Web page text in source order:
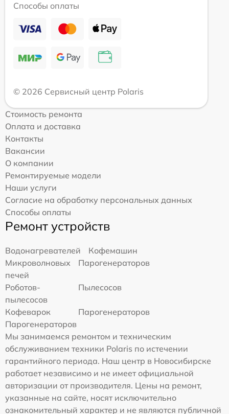
Способы оплаты
© 2026 Сервисный центр Polaris
Стоимость ремонта
Оплата и доставка
Контакты
Вакансии
О компании
Ремонтируемые модели
Наши услуги
Согласие на обработку персональных данных
Способы оплаты
Ремонт устройств
Водонагревателей
Кофемашин
Микроволновых
печей
Парогенераторов
Роботов-
пылесосов
Пылесосов
Кофеварок
Парогенераторов
Парогенераторов
Мы занимаемся ремонтом и техническим
обслуживанием техники Polaris по истечении
гарантийного периода. Наш центр в Новосибирске
работает независимо и не имеет официальной
авторизации от производителя. Цены на ремонт,
указанные на сайте, носят исключительно
ознакомительный характер и не являются публичной